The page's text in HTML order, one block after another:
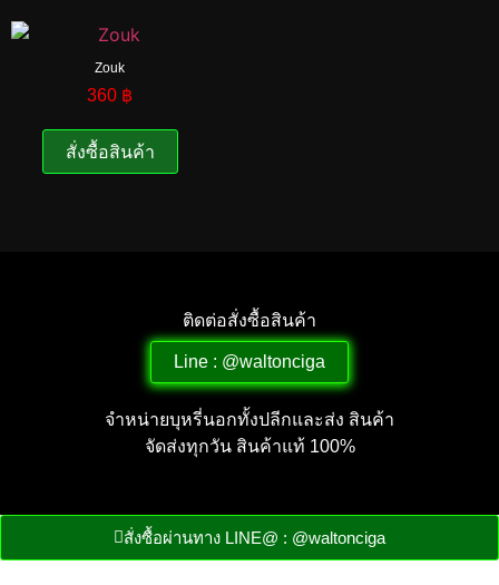
Zouk
360 ฿
สั่งซื้อสินค้า
ติดต่อสั่งซื้อสินค้า
Line : @waltonciga
จำหน่ายบุหรี่นอกทั้งปลีกและส่ง สินค้า
จัดส่งทุกวัน สินค้าแท้ 100%
สั่งซื้อผ่านทาง LINE@ : @waltonciga